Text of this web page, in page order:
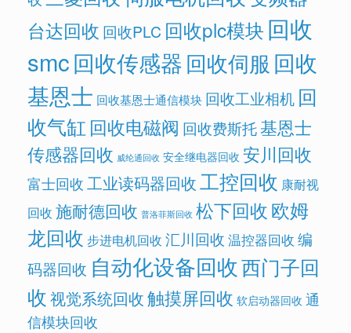
台达回收 回收PLC 回收plc模块 回收
smc回收传感器回收伺服 回收
基恩士 回收基恩士通信模块 回收工业相机 回
收气缸 回收电磁阀 回收费斯托基恩士
传感器回收 威纶通回收 安全继电器回收 安川回收
富士回收工业读码器回收工控回收 康耐视
回收 施耐德回收 普洛菲斯回收 松下回收欧姆
龙回收 步进电机回收 汇川回收 温控器回收 编
码器回收 自动化设备回收西门子回
收视觉系统回收触摸屏回收 软启动器回收 通
信模块回收